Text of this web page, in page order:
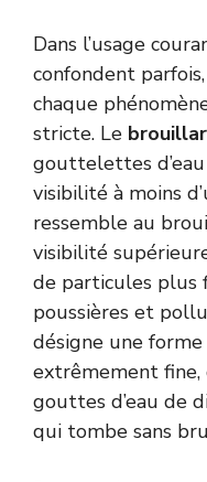
Dans l’usage
confondent
chaque
stricte. Le
gouttelettes d’eau
visibilité à moins
ressemble au
visibilité
de particules plus
poussières et
désigne une
extrêmement fine,
gouttes d’eau de
qui tombe sans